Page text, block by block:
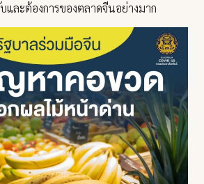
และต้องการของตลาดจีนอย่างมาก